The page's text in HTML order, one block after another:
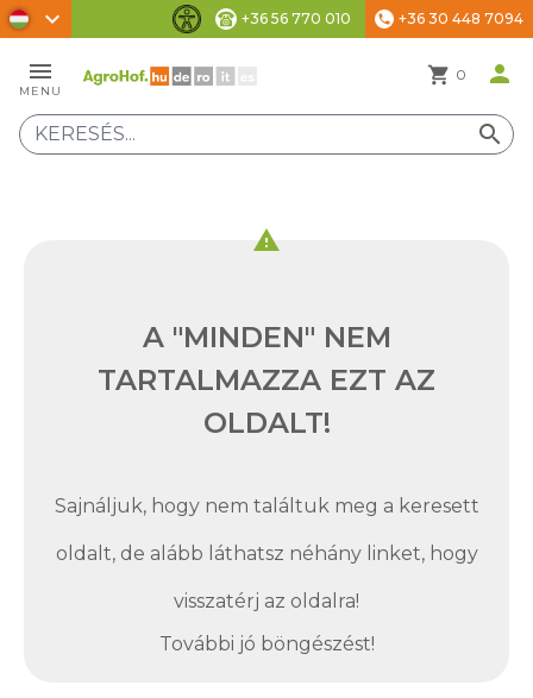
chevron_right
Akadálymentesítési beállítások
+36 56 770 010 phone +36 30 448 7094
menu
MENU
shopping_cart 0 person
search
warning
A "MINDEN" NEM
TARTALMAZZA EZT AZ
OLDALT!
Sajnáljuk, hogy nem találtuk meg a keresett
oldalt, de alább láthatsz néhány linket, hogy
visszatérj az oldalra!
További jó böngészést!